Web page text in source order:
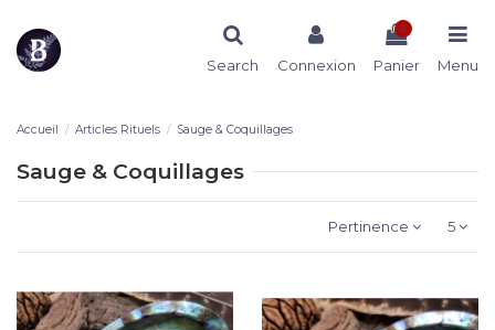
Search Connexion
0
Panier Menu
Accueil Articles Rituels Sauge & Coquillages
Sauge & Coquillages
Pertinence 5